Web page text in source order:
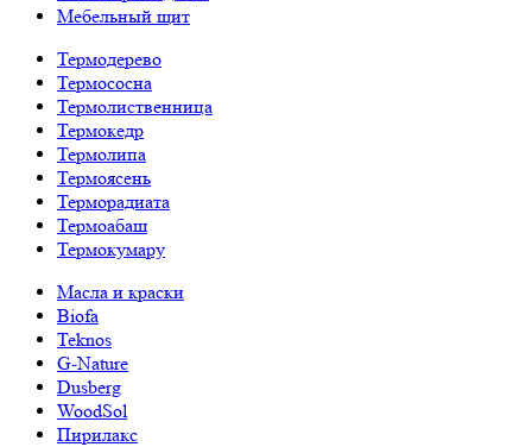
Мебельный щит
Термодерево
Термососна
Термолиственница
Термокедр
Термолипа
Термоясень
Терморадиата
Термоабаш
Термокумару
Масла и краски
Biofa
Teknos
G-Nature
Dusberg
WoodSol
Пирилакс